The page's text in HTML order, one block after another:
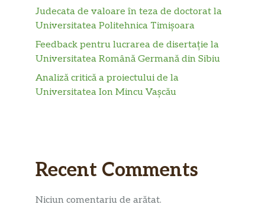
Judecata de valoare în teza de doctorat la
Universitatea Politehnica Timișoara
Feedback pentru lucrarea de disertație la
Universitatea Română Germană din Sibiu
Analiză critică a proiectului de la
Universitatea Ion Mincu Vașcău
Recent Comments
Niciun comentariu de arătat.